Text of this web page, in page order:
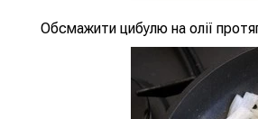
Обсмажити цибулю на олії